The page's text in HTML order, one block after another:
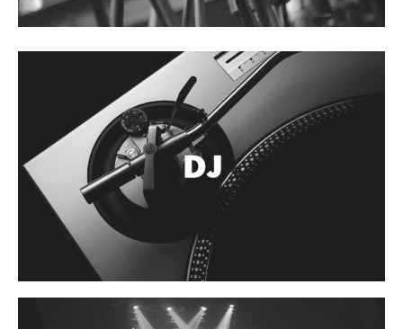
Corro y escenario
Cámara, computadora y celular
Pedestales y soportes
Accesorios
Cables
Audio Profesional
Columnas pasivas
Columnas activas
Amplificadores
Consolas mezcladoras